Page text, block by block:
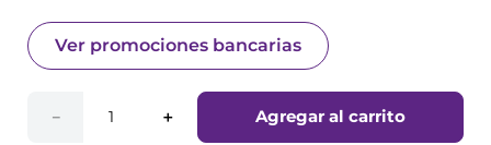
Ver promociones bancarias
＋
－ Agregar al carrito